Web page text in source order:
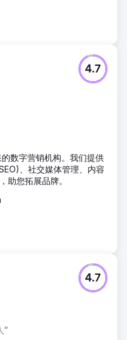
4.7
数字营销机构。我们提供
、社交媒体管理、内容
您拓展品牌。
”
4.7